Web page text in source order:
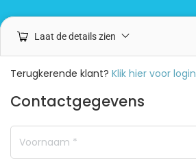
Laat de details zien
Terugkerende klant? Klik hier voor login
Contactgegevens